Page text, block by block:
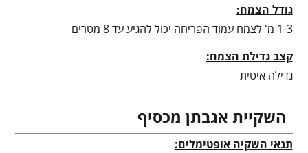
גודל הצמח:
1-3 מ' לצמח עמוד הפריחה יכול להגיע עד 8 מטרים
קצב גדילת הצמח:
גדילה איטית
השקיית אגבתן מכסיף
תנאי השקיה אופטימלים: